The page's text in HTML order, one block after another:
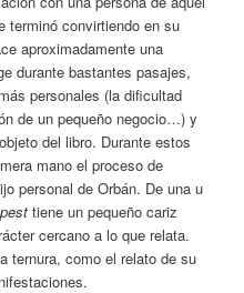
convirtiendo en su
aproximadamente una
durante bastantes pasajes,
personales (la dificultad
de un pequeño negocio…) y
del libro. Durante estos
mano el proceso de
personal de Orbán. De una u
tiene un pequeño cariz
cercano a lo que relata.
ternura, como el relato de su